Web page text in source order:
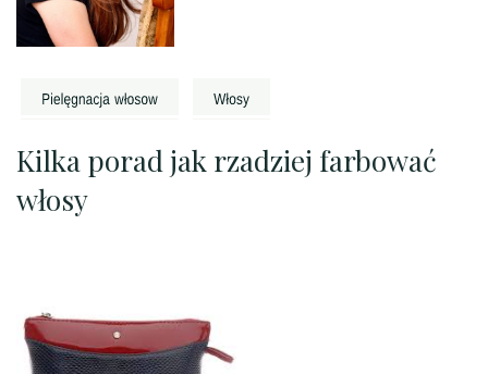
Kilka porad jak rzadziej farbować
włosy